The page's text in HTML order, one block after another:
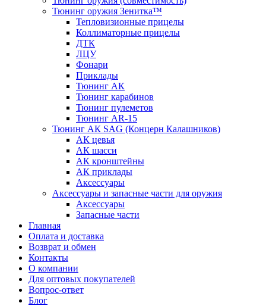
Тюнинг оружия Зенитка™
Тепловизионные прицелы
Коллиматорные прицелы
ДТК
ЛЦУ
Фонари
Приклады
Тюнинг АК
Тюнинг карабинов
Тюнинг пулеметов
Тюнинг AR-15
Тюнинг АК SAG (Концерн Калашников)
АК цевья
АК шасси
АК кронштейны
АК приклады
Аксессуары
Аксессуары и запасные части для оружия
Аксессуары
Запасные части
Главная
Оплата и доставка
Возврат и обмен
Контакты
О компании
Для оптовых покупателей
Вопрос-ответ
Блог